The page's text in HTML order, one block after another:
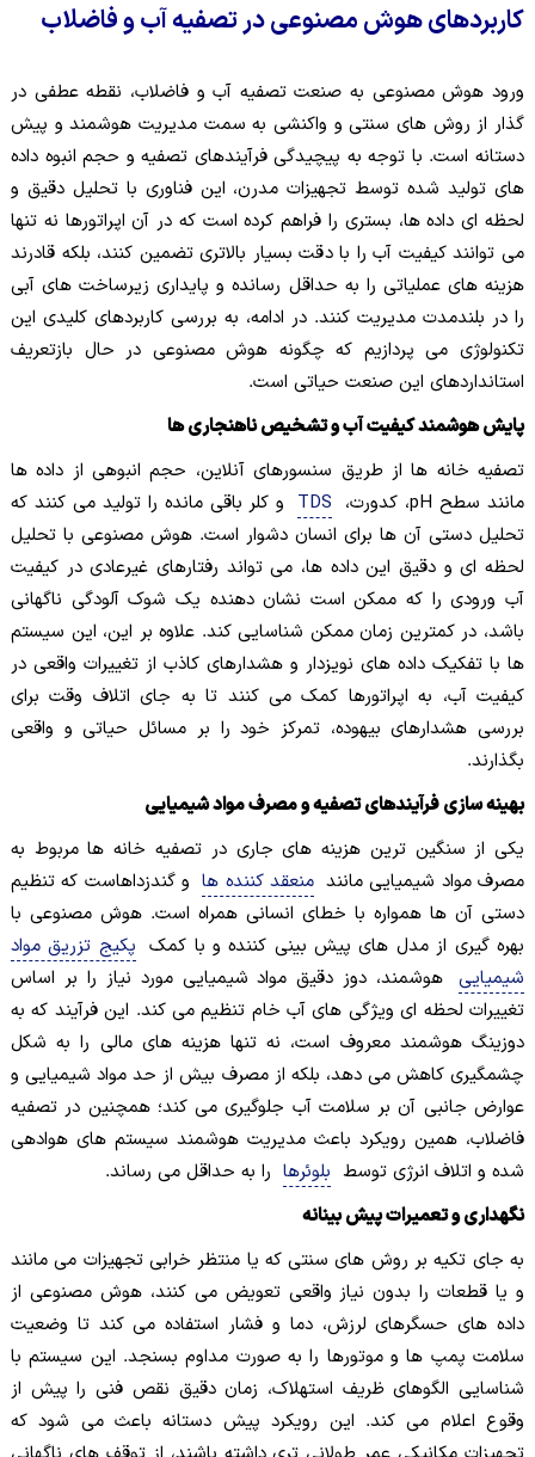
کاربردهای هوش مصنوعی در تصفیه آب و فاضلاب
ورود هوش مصنوعی به صنعت تصفیه آب و فاضلاب، نقطه عطفی در
گذار از روش های سنتی و واکنشی به سمت مدیریت هوشمند و پیش
دستانه است. با توجه به پیچیدگی فرآیندهای تصفیه و حجم انبوه داده
های تولید شده توسط تجهیزات مدرن، این فناوری با تحلیل دقیق و
لحظه ای داده ها، بستری را فراهم کرده است که در آن اپراتورها نه تنها
می توانند کیفیت آب را با دقت بسیار بالاتری تضمین کنند، بلکه قادرند
هزینه های عملیاتی را به حداقل رسانده و پایداری زیرساخت های آبی
را در بلندمدت مدیریت کنند. در ادامه، به بررسی کاربردهای کلیدی این
تکنولوژی می پردازیم که چگونه هوش مصنوعی در حال بازتعریف
استانداردهای این صنعت حیاتی است.
پایش هوشمند کیفیت آب و تشخیص ناهنجاری ها
تصفیه خانه ها از طریق سنسورهای آنلاین، حجم انبوهی از داده ها
مانند سطح pH، کدورت،
TDS و کلر باقی مانده را تولید می کنند که
تحلیل دستی آن ها برای انسان دشوار است. هوش مصنوعی با تحلیل
لحظه ای و دقیق این داده ها، می تواند رفتارهای غیرعادی در کیفیت
آب ورودی را که ممکن است نشان دهنده یک شوک آلودگی ناگهانی
باشد، در کمترین زمان ممکن شناسایی کند. علاوه بر این، این سیستم
ها با تفکیک داده های نویزدار و هشدارهای کاذب از تغییرات واقعی در
کیفیت آب، به اپراتورها کمک می کنند تا به جای اتلاف وقت برای
بررسی هشدارهای بیهوده، تمرکز خود را بر مسائل حیاتی و واقعی
بگذارند.
بهینه سازی فرآیندهای تصفیه و مصرف مواد شیمیایی
یکی از سنگین ترین هزینه های جاری در تصفیه خانه ها مربوط به
مصرف مواد شیمیایی مانند منعقد کننده ها و گندزداهاست که تنظیم
دستی آن ها همواره با خطای انسانی همراه است. هوش مصنوعی با
بهره گیری از مدل های پیش بینی کننده و با کمک پکیج تزریق مواد
شیمیایی هوشمند، دوز دقیق مواد شیمیایی مورد نیاز را بر اساس
تغییرات لحظه ای ویژگی های آب خام تنظیم می کند. این فرآیند که به
دوزینگ هوشمند معروف است، نه تنها هزینه های مالی را به شکل
چشمگیری کاهش می دهد، بلکه از مصرف بیش از حد مواد شیمیایی و
عوارض جانبی آن بر سلامت آب جلوگیری می کند؛ همچنین در تصفیه
فاضلاب، همین رویکرد باعث مدیریت هوشمند سیستم های هوادهی
شده و اتلاف انرژی توسط بلوئرها را به حداقل می رساند.
نگهداری و تعمیرات پیش بینانه
به جای تکیه بر روش های سنتی که یا منتظر خرابی تجهیزات می مانند
و یا قطعات را بدون نیاز واقعی تعویض می کنند، هوش مصنوعی از
داده های حسگرهای لرزش، دما و فشار استفاده می کند تا وضعیت
سلامت پمپ ها و موتورها را به صورت مداوم بسنجد. این سیستم با
شناسایی الگوهای ظریف استهلاک، زمان دقیق نقص فنی را پیش از
وقوع اعلام می کند. این رویکرد پیش دستانه باعث می شود که